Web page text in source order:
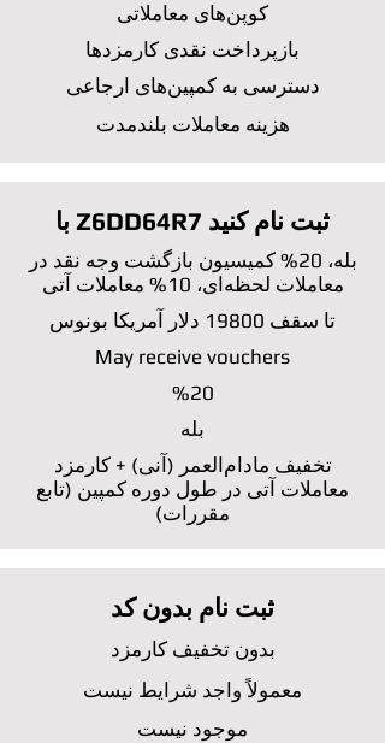
کوپن‌های معاملاتی
بازپرداخت نقدی کارمزدها
دسترسی به کمپین‌های ارجاعی
هزینه معاملات بلندمدت
با Z6DD64R7 ثبت نام کنید
بله، 20% کمیسیون بازگشت وجه نقد در
معاملات لحظه‌ای، 10% معاملات آتی
تا سقف 19800 دلار آمریکا بونوس
May receive vouchers
%20
بله
تخفیف مادام‌العمر (آنی) + کارمزد
معاملات آتی در طول دوره کمپین (تابع
مقررات)
ثبت نام بدون کد
بدون تخفیف کارمزد
معمولاً واجد شرایط نیست
موجود نیست